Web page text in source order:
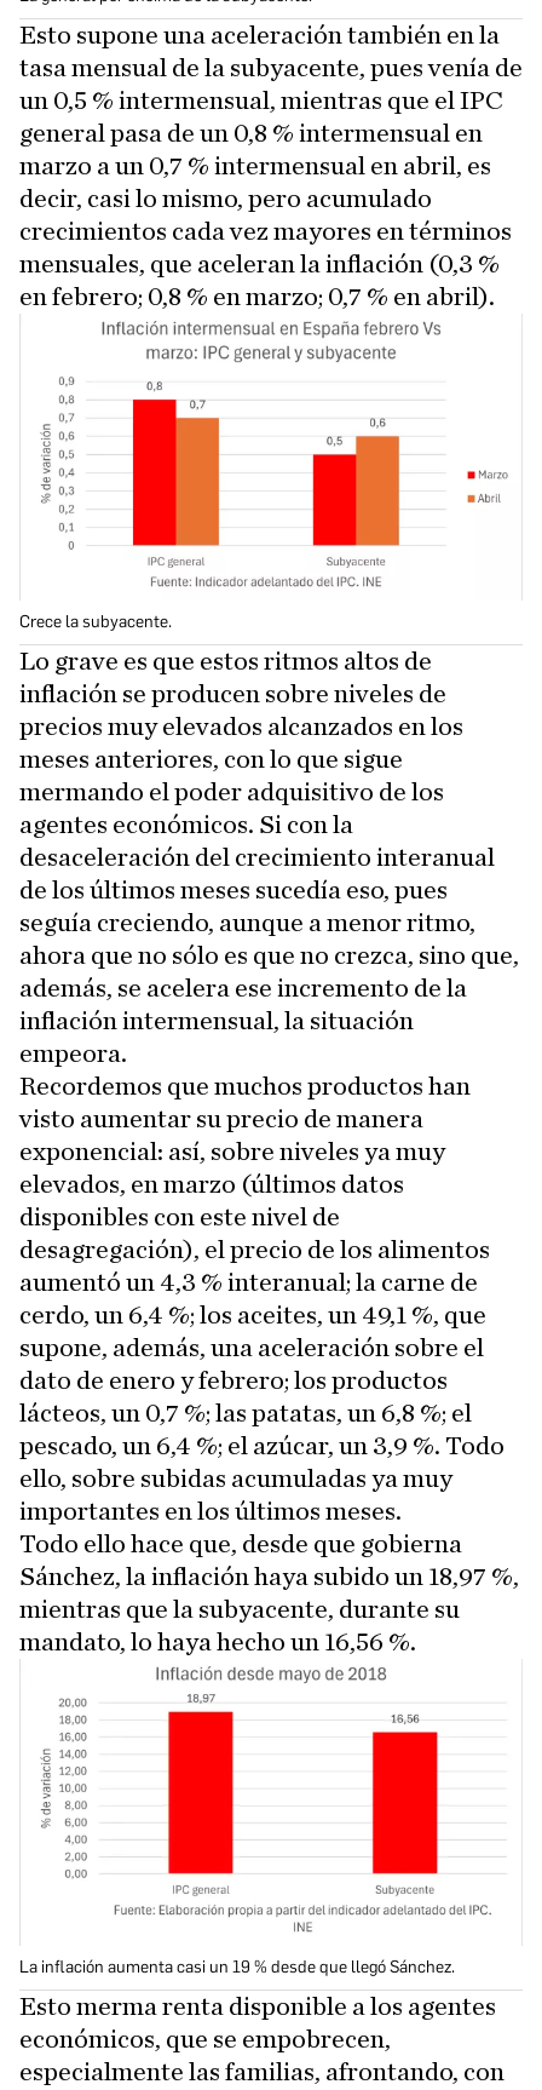
Esto supone una aceleración también en la
tasa mensual de la subyacente, pues venía de
un 0,5 % intermensual, mientras que el IPC
general pasa de un 0,8 % intermensual en
marzo a un 0,7 % intermensual en abril, es
decir, casi lo mismo, pero acumulado
crecimientos cada vez mayores en términos
mensuales, que aceleran la inflación (0,3 %
en febrero; 0,8 % en marzo; 0,7 % en abril).
Crece la subyacente.
Lo grave es que estos ritmos altos de
inflación se producen sobre niveles de
precios muy elevados alcanzados en los
meses anteriores, con lo que sigue
mermando el poder adquisitivo de los
agentes económicos. Si con la
desaceleración del crecimiento interanual
de los últimos meses sucedía eso, pues
seguía creciendo, aunque a menor ritmo,
ahora que no sólo es que no crezca, sino que,
además, se acelera ese incremento de la
inflación intermensual, la situación
empeora.
Recordemos que muchos productos han
visto aumentar su precio de manera
exponencial: así, sobre niveles ya muy
elevados, en marzo (últimos datos
disponibles con este nivel de
desagregación), el precio de los alimentos
aumentó un 4,3 % interanual; la carne de
cerdo, un 6,4 %; los aceites, un 49,1 %, que
supone, además, una aceleración sobre el
dato de enero y febrero; los productos
lácteos, un 0,7 %; las patatas, un 6,8 %; el
pescado, un 6,4 %; el azúcar, un 3,9 %. Todo
ello, sobre subidas acumuladas ya muy
importantes en los últimos meses.
Todo ello hace que, desde que gobierna
Sánchez, la inflación haya subido un 18,97 %,
mientras que la subyacente, durante su
mandato, lo haya hecho un 16,56 %.
La inflación aumenta casi un 19 % desde que llegó Sánchez.
Esto merma renta disponible a los agentes
económicos, que se empobrecen,
especialmente las familias, afrontando, con